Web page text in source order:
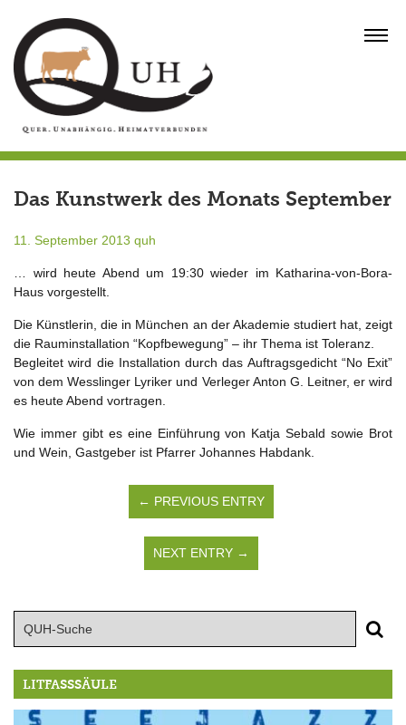
content
Das Kunstwerk des Monats September
11. September 2013 quh
… wird heute Abend um 19:30 wieder im Katharina-von-Bora-
Haus vorgestellt.
Die Künstlerin, die in München an der Akademie studiert hat, zeigt
die Rauminstallation “Kopfbewegung” – ihr Thema ist Toleranz.
Begleitet wird die Installation durch das Auftragsgedicht “No Exit”
von dem Wesslinger Lyriker und Verleger Anton G. Leitner, er wird
es heute Abend vortragen.
Wie immer gibt es eine Einführung von Katja Sebald sowie Brot
und Wein, Gastgeber ist Pfarrer Johannes Habdank.
← PREVIOUS ENTRY
NEXT ENTRY →
LITFASSSÄULE